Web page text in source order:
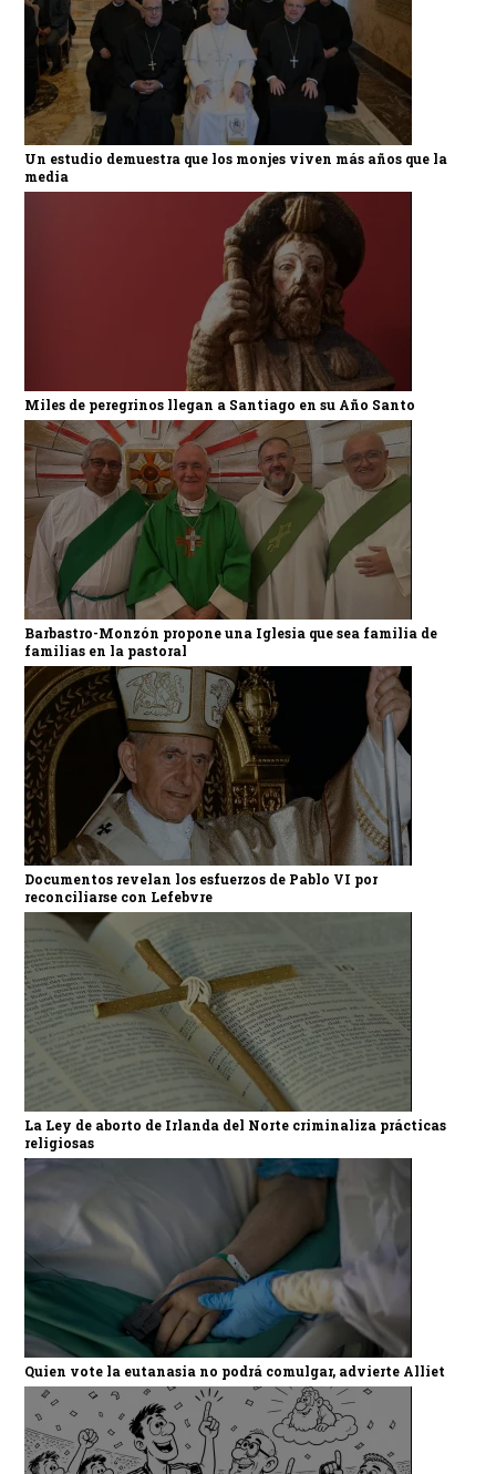
Un estudio demuestra que los monjes viven más años que la
media
Miles de peregrinos llegan a Santiago en su Año Santo
Barbastro-Monzón propone una Iglesia que sea familia de
familias en la pastoral
Documentos revelan los esfuerzos de Pablo VI por
reconciliarse con Lefebvre
La Ley de aborto de Irlanda del Norte criminaliza prácticas
religiosas
Quien vote la eutanasia no podrá comulgar, advierte Alliet